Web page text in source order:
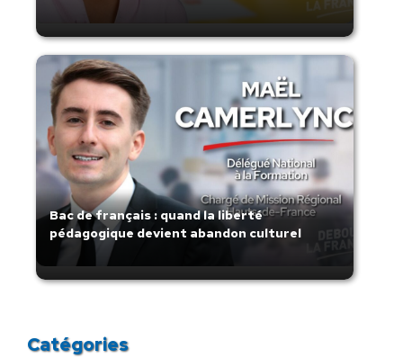
Bac de français : quand la liberté
pédagogique devient abandon culturel
Catégories